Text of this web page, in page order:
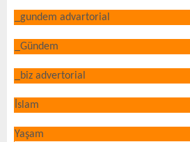
_gundem advartorial
_Gündem
_biz advertorial
İslam
Yaşam